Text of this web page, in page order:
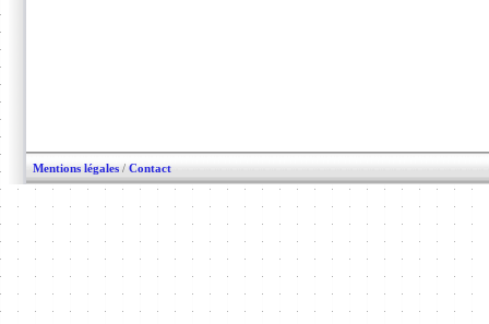
Mentions légales / Contact